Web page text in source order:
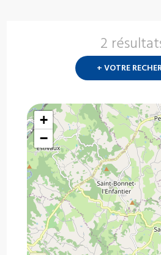
2
+ VOTRE
+
−